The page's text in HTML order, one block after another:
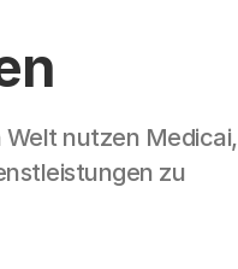
Welt nutzen Medicai,
zu